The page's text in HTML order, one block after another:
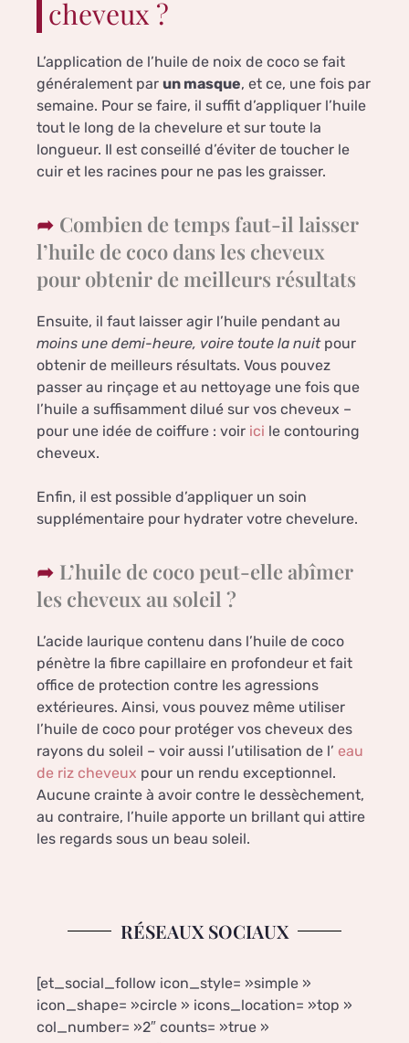
cheveux ?
L’application de l’huile de noix de coco se fait
généralement par un masque, et ce, une fois par
semaine. Pour se faire, il suffit d’appliquer l’huile
tout le long de la chevelure et sur toute la
longueur. Il est conseillé d’éviter de toucher le
cuir et les racines pour ne pas les graisser.
Combien de temps faut-il laisser
l’huile de coco dans les cheveux
pour obtenir de meilleurs résultats
Ensuite, il faut laisser agir l’huile pendant au
moins une demi-heure, voire toute la nuitpour
obtenir de meilleurs résultats. Vous pouvez
passer au rinçage et au nettoyage une fois que
l’huile a suffisamment dilué sur vos cheveux –
pour une idée de coiffure : voir ici le contouring
cheveux.
Enfin, il est possible d’appliquer un soin
supplémentaire pour hydrater votre chevelure.
L’huile de coco peut-elle abîmer
les cheveux au soleil ?
L’acide laurique contenu dans l’huile de coco
pénètre la fibre capillaire en profondeur et fait
office de protection contre les agressions
extérieures. Ainsi, vous pouvez même utiliser
l’huile de coco pour protéger vos cheveux des
rayons du soleil – voir aussi l’utilisation de l’ eau
de riz cheveux pour un rendu exceptionnel.
Aucune crainte à avoir contre le dessèchement,
au contraire, l’huile apporte un brillant qui attire
les regards sous un beau soleil.
RÉSEAUX SOCIAUX
[et_social_follow icon_style= »simple »
icon_shape= »circle » icons_location= »top »
col_number= »2″ counts= »true »